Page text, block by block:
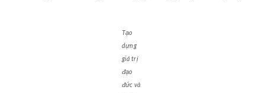
Tạo
dựng
giá trị
đạo
đức và